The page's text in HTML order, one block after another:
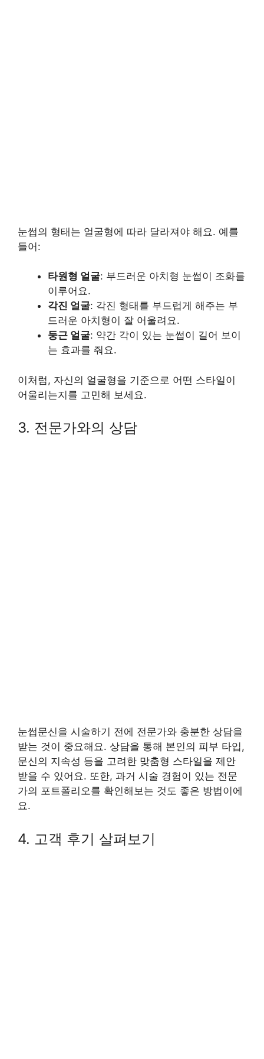
눈썹의 형태는 얼굴형에 따라 달라져야 해요. 예를
들어:
타원형 얼굴: 부드러운 아치형 눈썹이 조화를
이루어요.
각진 얼굴: 각진 형태를 부드럽게 해주는 부
드러운 아치형이 잘 어울려요.
둥근 얼굴: 약간 각이 있는 눈썹이 길어 보이
는 효과를 줘요.
이처럼, 자신의 얼굴형을 기준으로 어떤 스타일이
어울리는지를 고민해 보세요.
3. 전문가와의 상담
눈썹문신을 시술하기 전에 전문가와 충분한 상담을
받는 것이 중요해요. 상담을 통해 본인의 피부 타입,
문신의 지속성 등을 고려한 맞춤형 스타일을 제안
받을 수 있어요. 또한, 과거 시술 경험이 있는 전문
가의 포트폴리오를 확인해보는 것도 좋은 방법이에
요.
4. 고객 후기 살펴보기